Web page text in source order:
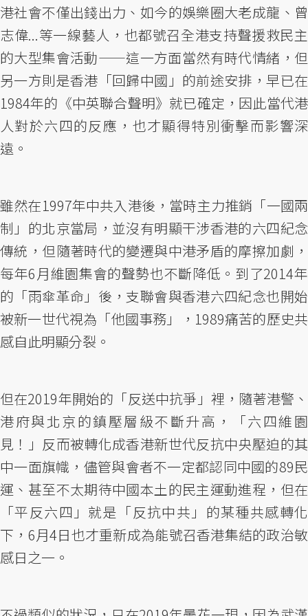
港社會不僅出錢出力、如今的娛樂圈大老成龍、曾
志偉...等一線藝人，也都號召全港支持聲援救民主
的大型集會活動——這一方面當然有時代情緒，但
另一方則是香港「回歸中國」的前途安排，早已在
1984年的《中英聯合聲明》就已確定，因此當代港
人對於六四的反應，也才顯得特別衝擊而影響深
遠。
雖然在1997年中共入港後，當時主力推銷「一國兩
制」的北京當局，並沒有明顯干涉香港的六四紀念
傳統，但隨著時代的變遷與中港矛盾的摩擦加劇，
每年6月維園集會的聲勢也不斷降低。到了2014年
的「雨傘革命」後，支聯會與香港六四紀念也開始
被新一世代視為「他國事務」，1989痛苦的歷史共
感自此明顯分裂。
但在2019年開始的「反送中抗爭」裡，隨著港警、
港府與北京的鎮壓層級不斷升高，「六四維園
見！」反而被轉化成香港新世代反抗中央壓迫的其
中一面旗幟，儘管與會者不一定都認同中國的89民
運、甚至不太期待中國本土的民主運動進程，但在
「平反六四」就是「反抗中共」的某種共感轉化
下，6月4日也才重新成為能號召香港集結的政治敏
感日之一。